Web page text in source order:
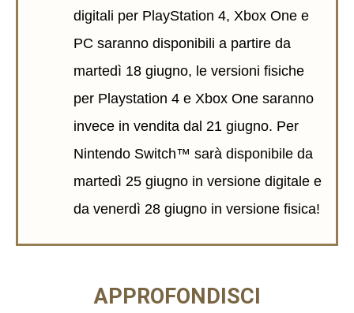
digitali per PlayStation 4, Xbox One e
PC saranno disponibili a partire da
martedì 18 giugno, le versioni fisiche
per Playstation 4 e Xbox One saranno
invece in vendita dal 21 giugno. Per
Nintendo Switch™ sarà disponibile da
martedì 25 giugno in versione digitale e
da venerdì 28 giugno in versione fisica!
APPROFONDISCI